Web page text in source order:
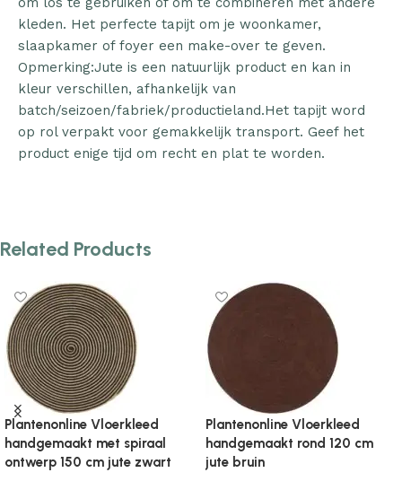
kleden. Het perfecte tapijt om je woonkamer,
slaapkamer of foyer een make-over te geven.
Opmerking:Jute is een natuurlijk product en kan in
kleur verschillen, afhankelijk van
batch/seizoen/fabriek/productieland.Het tapijt word
op rol verpakt voor gemakkelijk transport. Geef het
product enige tijd om recht en plat te worden.
Related Products
Plantenonline Vloerkleed
handgemaakt rond 120 cm
jute olijfgroen
Plantenonline Vloerkleed
handgemaakt rond 150 cm
jute olijfgroen